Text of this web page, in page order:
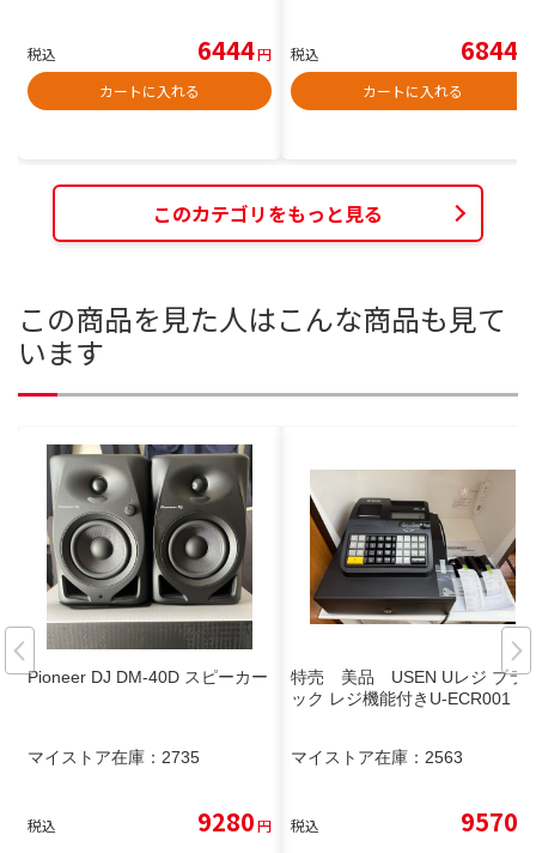
税込 6444円
カートに入れる
税込 6844
カートに入れる
このカテゴリをもっと見る
この商品を見た人はこんな商品も見て
います
Pioneer DJ DM-40D スピーカー
マイストア在庫： 2735
税込 9280円
特売 美品 USEN Uレジ ブラ
ック レジ機能付きU-ECR001
マイストア在庫： 2563
税込 9570